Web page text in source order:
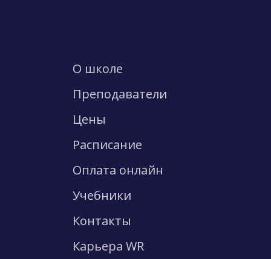
О школе
Преподаватели
Цены
Расписание
Оплата онлайн
Учебники
Контакты
Карьера WR